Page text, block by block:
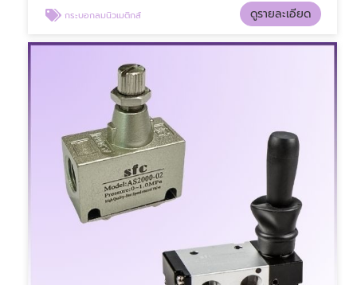
กระบอกลมนิวเมติกส์ ดูรายละเอียด